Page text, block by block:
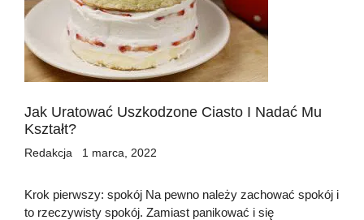
Jak Uratować Uszkodzone Ciasto I Nadać Mu
Kształt?
Redakcja 1 marca, 2022
Krok pierwszy: spokój Na pewno należy zachować spokój i
to rzeczywisty spokój. Zamiast panikować i się